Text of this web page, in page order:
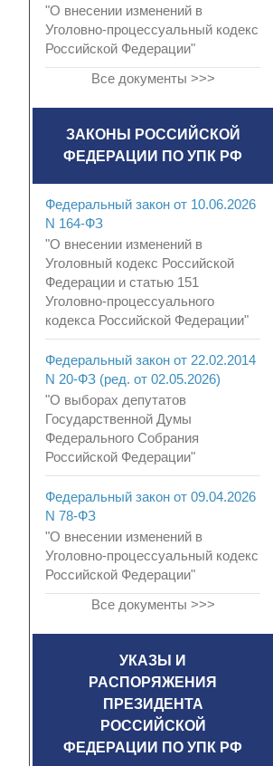
"О внесении изменений в
Уголовно-процессуальный кодекс
Российской Федерации"
Все документы >>>
ЗАКОНЫ РОССИЙСКОЙ
ФЕДЕРАЦИИ ПО УПК РФ
Федеральный закон от 10.06.2026
N 164-ФЗ
"О внесении изменений в
Уголовный кодекс Российской
Федерации и статью 151
Уголовно-процессуального
кодекса Российской Федерации"
Федеральный закон от 22.02.2014
N 20-ФЗ (ред. от 02.05.2026)
"О выборах депутатов
Государственной Думы
Федерального Собрания
Российской Федерации"
Федеральный закон от 09.04.2026
N 78-ФЗ
"О внесении изменений в
Уголовно-процессуальный кодекс
Российской Федерации"
Все документы >>>
УКАЗЫ И
РАСПОРЯЖЕНИЯ
ПРЕЗИДЕНТА
РОССИЙСКОЙ
ФЕДЕРАЦИИ ПО УПК РФ